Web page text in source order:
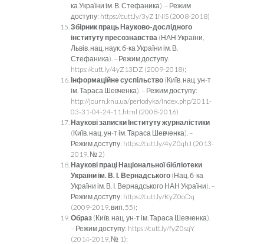
ка України ім. В. Стефаника). – Режим
доступу: https://cutt.ly/3yZ1NiS (2008-2018)
Збірник праць Науково-дослідного
інституту пресознавства (НАН України,
Львів. нац. наук. б-ка України ім. В.
Стефаника). – Режим доступу:
https://cutt.ly/4yZ13DZ (2009-2018);
Інформаційне суспільство (Київ. нац. ун-т
ім. Тараса Шевченка). – Режим доступу:
http://journ.knu.ua/periodyka/index.php/2011-
03-31-04-24-11.html (2008-2016)
Наукові записки Інституту журналістики
(Київ. нац. ун-т ім. Тараса Шевченка). –
Режим доступу: https://cutt.ly/4yZ0qhJ (2013-
2019, № 2)
Наукові праці Національної бібліотеки
України ім. В. І. Вернадського (Нац. б-ка
України ім. В. І. Вернадського НАН України). –
Режим доступу: https://cutt.ly/KyZ0oDq
(2009-2019, вип. 55);
Образ (Київ. нац. ун-т ім. Тараса Шевченка).
– Режим доступу: https://cutt.ly/fyZ0sqY
(2014-2019, № 1);